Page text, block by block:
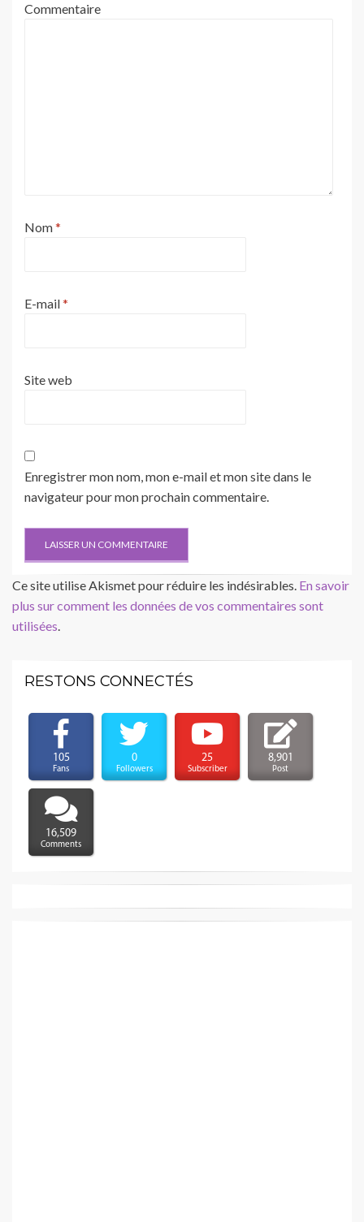
Commentaire
Nom*
E-mail*
Site web
Enregistrer mon nom, mon e-mail et mon site dans le
navigateur pour mon prochain commentaire.
Ce site utilise Akismet pour réduire les indésirables. En savoir
plus sur comment les données de vos commentaires sont
utilisées.
RESTONS CONNECTÉS
105
Fans
0
Followers
25
Subscriber
8,901
Post
16,509
Comments